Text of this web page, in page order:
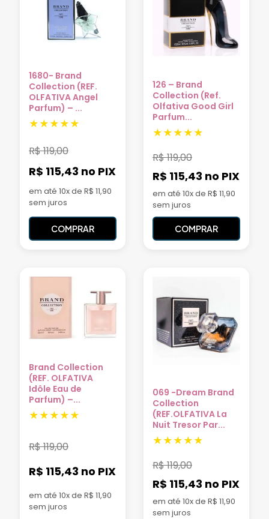
1680- Brand
Collection (REF.
OLFATIVA Angel
Parfum) – ...
R$119,00
R$ 115,43 no PIX
em até 10x de R$ 11,90
sem juros
COMPRAR
126 – Brand
Collection (Ref.
Olfativa Good Girl
Parfum...
R$119,00
R$ 115,43 no PIX
em até 10x de R$ 11,90
sem juros
COMPRAR
Brand Collection
(REF. OLFATIVA
Idôle Eau de
Parfum) –...
R$119,00
R$ 115,43 no PIX
em até 10x de R$ 11,90
sem juros
069 -Dream Brand
Collection
(REF.OLFATIVA La
Nuit Tresor Par...
R$119,00
R$ 115,43 no PIX
em até 10x de R$ 11,90
sem juros